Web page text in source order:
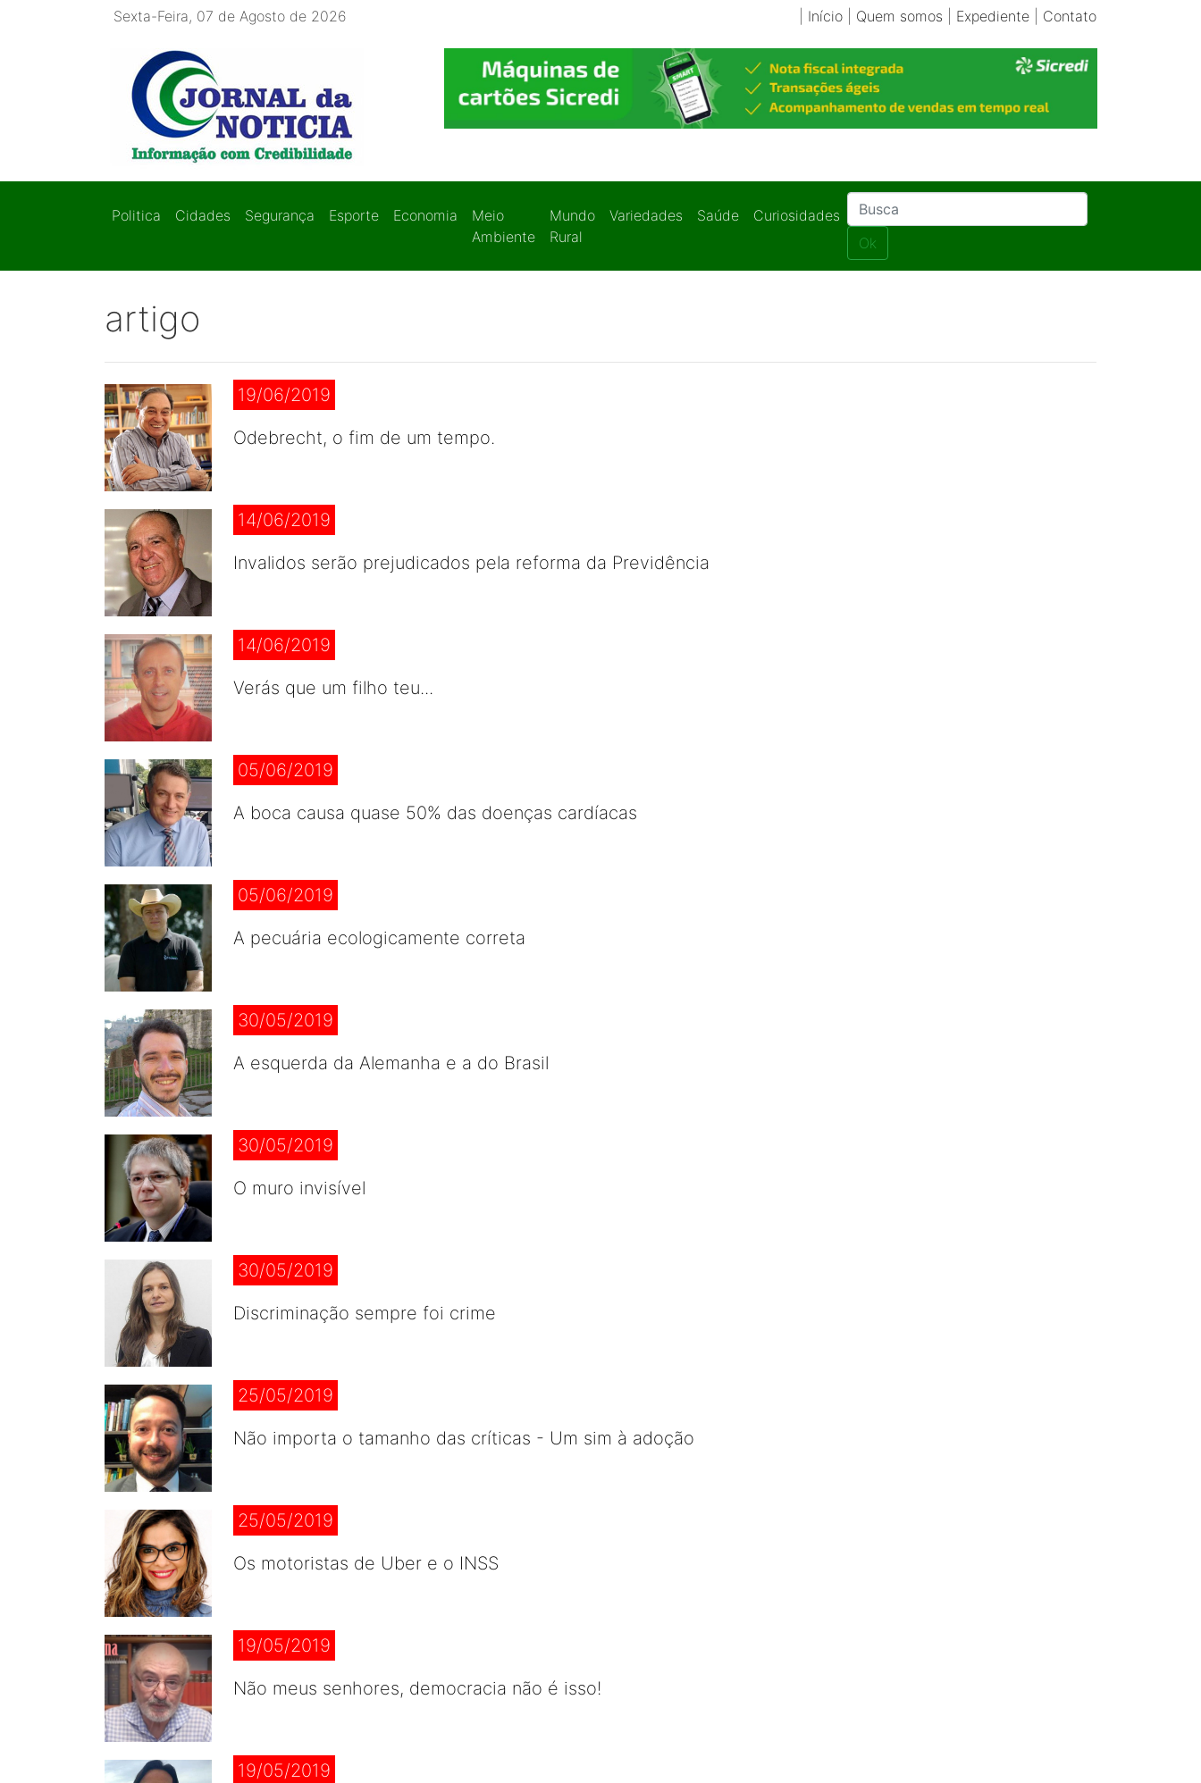
Sexta-Feira, 07 de Agosto de 2026 Início| Quem somos Expediente| Contato
Politica Cidades Segurança Esporte Economia
Meio
Ambiente
Mundo
Rural
Variedades Saúde
Curiosidades
Ok
artigo
19/06/2019
Odebrecht, o fim de um tempo.
14/06/2019
Invalidos serão prejudicados pela reforma da Previdência
14/06/2019
Verás que um filho teu...
05/06/2019
A boca causa quase 50% das doenças cardíacas
05/06/2019
A pecuária ecologicamente correta
30/05/2019
A esquerda da Alemanha e a do Brasil
30/05/2019
O muro invisível
30/05/2019
Discriminação sempre foi crime
25/05/2019
Não importa o tamanho das críticas - Um sim à adoção
25/05/2019
Os motoristas de Uber e o INSS
19/05/2019
Não meus senhores, democracia não é isso!
19/05/2019